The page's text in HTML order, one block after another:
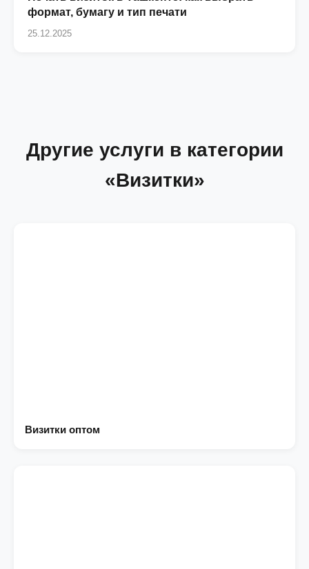
формат, бумагу и тип печати
25.12.2025
Другие услуги в категории
«Визитки»
Визитки оптом